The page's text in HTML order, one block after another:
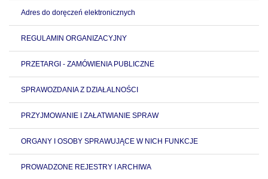
Adres do doręczeń elektronicznych
REGULAMIN ORGANIZACYJNY
PRZETARGI - ZAMÓWIENIA PUBLICZNE
SPRAWOZDANIA Z DZIAŁALNOŚCI
PRZYJMOWANIE I ZAŁATWIANIE SPRAW
ORGANY I OSOBY SPRAWUJĄCE W NICH FUNKCJE
PROWADZONE REJESTRY I ARCHIWA